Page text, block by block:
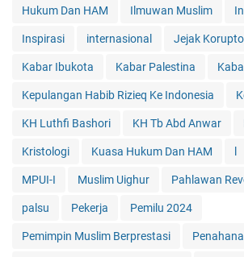
Hukum Dan HAM Ilmuwan Muslim
Inspirasi internasional Jejak
Kabar Ibukota Kabar Palestina
Kepulangan Habib Rizieq Ke Indonesia
KH Luthfi Bashori KH Tb Abd Anwar
Kristologi Kuasa Hukum Dan HAM
MPUI-I Muslim Uighur Pahlawan
palsu Pekerja Pemilu 2024
Pemimpin Muslim Berprestasi